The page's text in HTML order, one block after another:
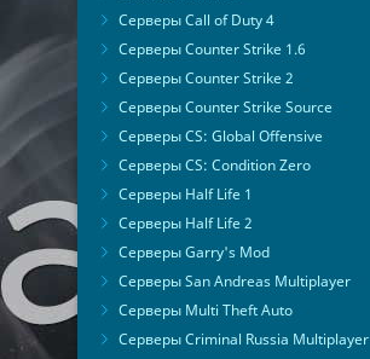
Серверы Call of Duty 4
Серверы Counter Strike 1.6
Серверы Counter Strike 2
Серверы Counter Strike Source
Серверы CS: Global Offensive
Серверы CS: Condition Zero
Серверы Half Life 1
Серверы Half Life 2
Серверы Garry's Mod
Серверы San Andreas Multiplayer
Серверы Multi Theft Auto
Серверы Criminal Russia Multiplayer